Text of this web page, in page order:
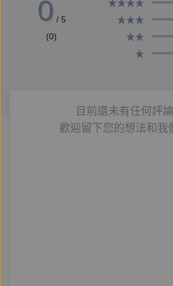
廣受喜愛，足以顯示賴馬在圖畫書
作都廣受喜愛，2014出版的《愛哭
少年圖書金鼎獎，並與情緒系列《
小火車》累計逾13萬本的亮眼銷售
0 / 5
(0)
目前還未有任何評論
歡迎留下您的想法和我